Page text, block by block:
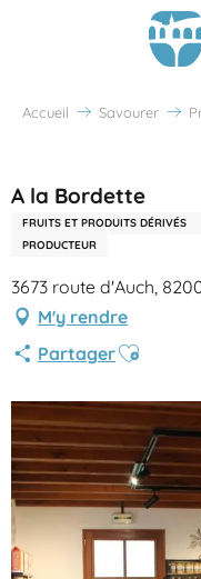
Accueil Savourer
A la Bordette
FRUITS ET PRODUITS DÉRIVÉS
PRODUCTEUR
3673 route d'Auch,
M'y rendre
PartagerAjouter